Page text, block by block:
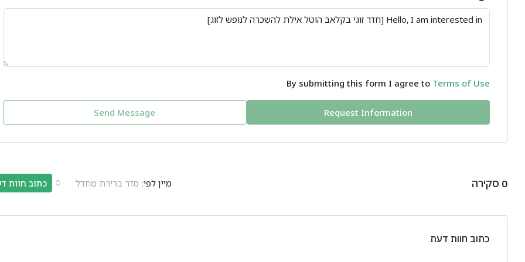
By submitting this form I agree to Terms of Use
Request Information
Send Message
0 סקירה מיין לפי: סדר ברירת מחדל כתוב חוות
כתוב חוות דעת